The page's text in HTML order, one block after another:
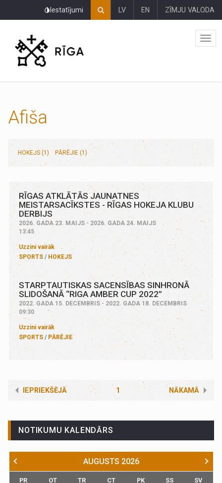
Iestatījumi LV EN ZĪMJU VALODA
Afiša
HOKEJS (1) PĀRĒJIE (1)
RĪGAS ATKLĀTĀS JAUNATNES
MEISTARSACĪKSTES - RĪGAS HOKEJA KLUBU
DERBIJS
2026. GADA 23. MAIJS - 2026. GADA 24. MAIJS
13:45
Uzzini vairāk
SPORTS
HOKEJS
STARPTAUTISKAS SACENSĪBAS SINHRONĀ
SLIDOŠANĀ “RIGA AMBER CUP 2022”
2022. GADA 15. DECEMBRIS - 2022. GADA 18. DECEMBRIS
09:30
Uzzini vairāk
SPORTS
PĀRĒJIE
IEPRIEKŠĒJĀ 1 NĀKAMĀ
NOTIKUMU KALENDĀRS
AUGUSTS 2026
PR OT TR CT PK SS SV